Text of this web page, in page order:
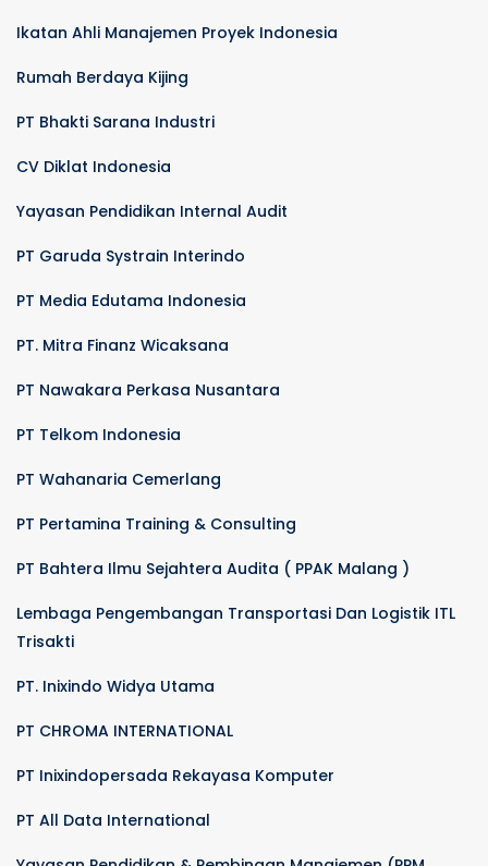
Ikatan Ahli Manajemen Proyek Indonesia
Rumah Berdaya Kijing
PT Bhakti Sarana Industri
CV Diklat Indonesia
Yayasan Pendidikan Internal Audit
PT Garuda Systrain Interindo
PT Media Edutama Indonesia
PT. Mitra Finanz Wicaksana
PT Nawakara Perkasa Nusantara
PT Telkom Indonesia
PT Wahanaria Cemerlang
PT Pertamina Training & Consulting
PT Bahtera Ilmu Sejahtera Audita ( PPAK Malang )
Lembaga Pengembangan Transportasi Dan Logistik ITL
Trisakti
PT. Inixindo Widya Utama
PT CHROMA INTERNATIONAL
PT Inixindopersada Rekayasa Komputer
PT All Data International